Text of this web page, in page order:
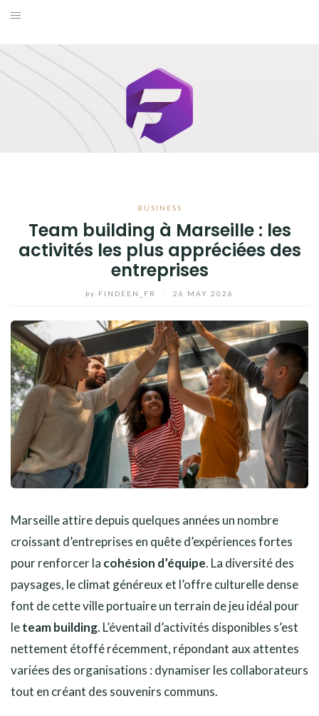
Skip
content
BUSINESS
Team building à Marseille : les
activités les plus appréciées des
entreprises
by FINDEEN_FR 26 MAY 2026
Marseille attire depuis quelques années un nombre
croissant d’entreprises en quête d’expériences fortes
pour renforcer la cohésion d’équipe. La diversité des
paysages, le climat généreux et l’offre culturelle dense
font de cette ville portuaire un terrain de jeu idéal pour
leteam building. L’éventail d’activités disponibles s’est
nettement étoffé récemment, répondant aux attentes
variées des organisations : dynamiser les collaborateurs
tout en créant des souvenirs communs.